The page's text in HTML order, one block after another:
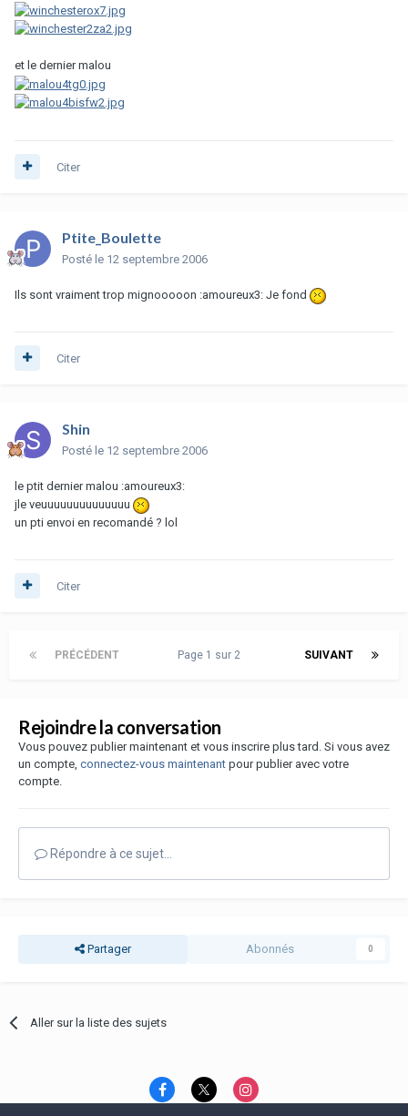
et le dernier malou
Citer
Ptite_Boulette
Posté le 12 septembre 2006
Ils sont vraiment trop mignooooon :amoureux3: Je fond
Citer
Shin
Posté le 12 septembre 2006
le ptit dernier malou :amoureux3:
jle veuuuuuuuuuuuuuu
un pti envoi en recomandé ? lol
Citer
PRÉCÉDENT SUIVANT
Page 1 sur 2
Rejoindre la conversation
Vous pouvez publier maintenant et vous inscrire plus tard. Si vous avez
un compte, connectez-vous maintenant pour publier avec votre
compte.
Répondre à ce sujet…
Partager Abonnés 0
Aller sur la liste des sujets